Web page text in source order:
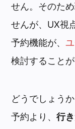
せん。そのた
せんが、UX視
予約機能が、
検討することが
どうでしょう
予約より、行